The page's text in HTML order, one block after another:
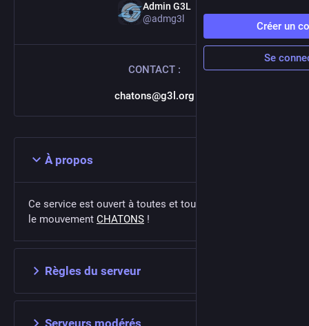
Admin G3L
@admg3l
CONTACT :
chatons@g3l.org
À propos
Ce service est ouvert à toutes et tous. Il s'inscrit dans
le mouvement CHATONS !
Règles du serveur
Créer un
Se